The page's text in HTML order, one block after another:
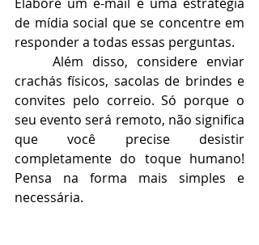
de mídia social que se concentre em
responder a todas essas perguntas.
Além disso, considere enviar
crachás físicos, sacolas de brindes e
convites pelo correio. Só porque o
seu evento será remoto, não significa
que você precise desistir
completamente do toque humano!
Pensa na forma mais simples e
necessária.